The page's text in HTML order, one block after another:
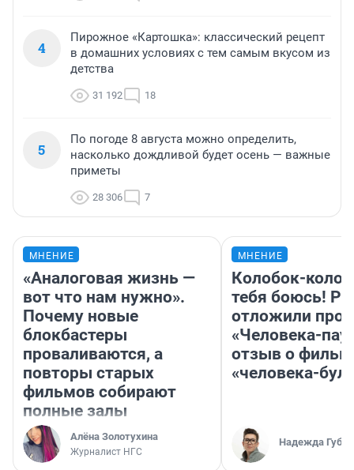
4
Пирожное «Картошка»: классический рецепт
в домашних условиях с тем самым вкусом из
детства
31 192 18
5
По погоде 8 августа можно определить,
насколько дождливой будет осень — важные
приметы
28 306 7
МНЕНИЕ
«Аналоговая жизнь —
вот что нам нужно».
Почему новые
блокбастеры
проваливаются, а
повторы старых
фильмов собирают
полные залы
Алёна Золотухина
Журналист НГС
МНЕНИЕ
Колобок-
тебя боюсь!
отложили
«Человека-
отзыв о
«человека-
Надежда